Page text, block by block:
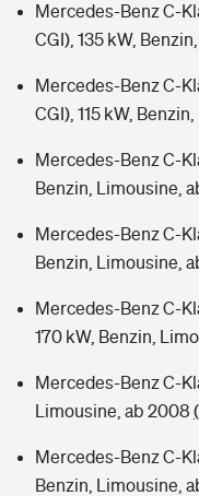
Mercedes-Benz C-
CGI), 135 kW,
Mercedes-Benz C-
CGI), 115 kW,
Mercedes-Benz C-
Benzin, Limousine,
Mercedes-Benz C-
Benzin, Limousine,
Mercedes-Benz C-
170 kW, Benzin,
Mercedes-Benz C-
Limousine, ab 2008
Mercedes-Benz C-
Benzin, Limousine,